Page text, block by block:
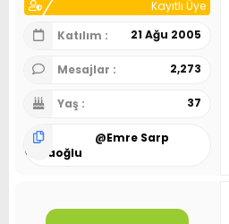
Kayıtlı Üye
Katılım
21 Ağu 2005
Mesajlar 2,273
Yaş 37
@Emre Sarp
Kocaoğlu